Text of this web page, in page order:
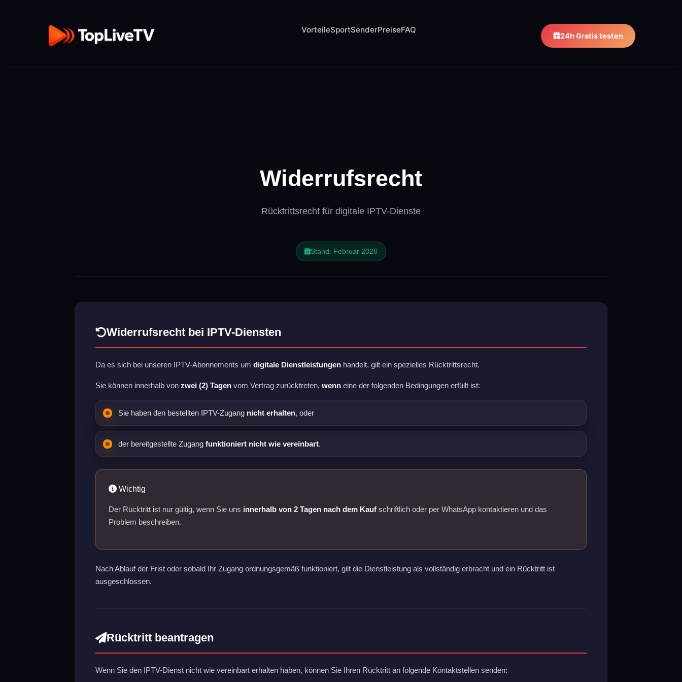
VorteileSportSenderPreiseFAQ
24h Gratis testen
Widerrufsrecht
Rücktrittsrecht für digitale IPTV-Dienste
Stand: Februar 2026
Widerrufsrecht bei IPTV-Diensten
Da es sich bei unseren IPTV-Abonnements um digitale Dienstleistungen handelt, gilt ein spezielles Rücktrittsrecht.
Sie können innerhalb von zwei (2) Tagen vom Vertrag zurücktreten, wenn eine der folgenden Bedingungen erfüllt ist:
Sie haben den bestellten IPTV-Zugang nicht erhalten, oder
der bereitgestellte Zugang funktioniert nicht wie vereinbart.
Wichtig
Der Rücktritt ist nur gültig, wenn Sie uns innerhalb von 2 Tagen nach dem Kauf schriftlich oder per WhatsApp kontaktieren und das
Problem beschreiben.
Nach Ablauf der Frist oder sobald Ihr Zugang ordnungsgemäß funktioniert, gilt die Dienstleistung als vollständig erbracht und ein Rücktritt ist
ausgeschlossen.
Rücktritt beantragen
Wenn Sie den IPTV-Dienst nicht wie vereinbart erhalten haben, können Sie Ihren Rücktritt an folgende Kontaktstellen senden: